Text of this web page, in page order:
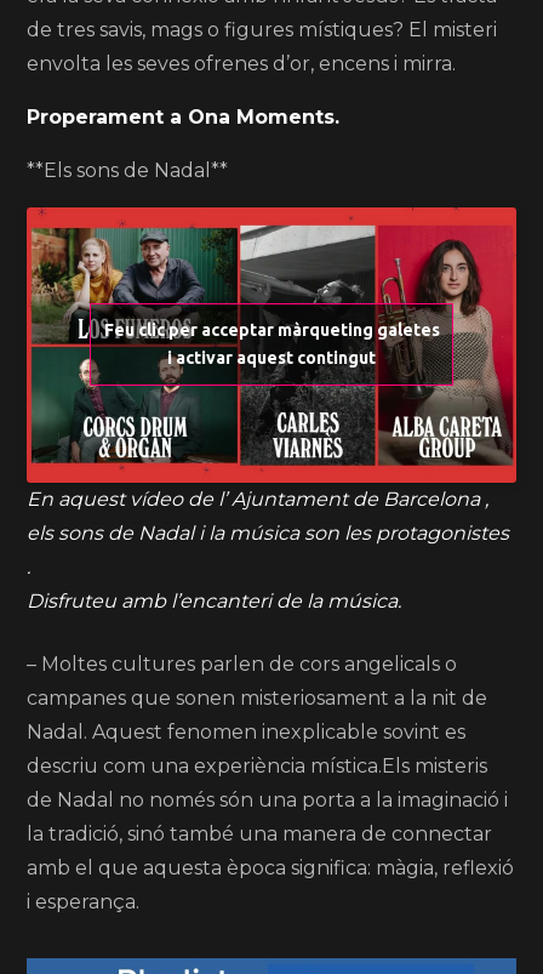
de tres savis, mags o figures místiques? El misteri
envolta les seves ofrenes d’or, encens i mirra.
Properament a Ona Moments.
**Els sons de Nadal**
Feu clic per acceptar màrqueting galetes
i activar aquest contingut
En aquest vídeo de l’ Ajuntament de Barcelona ,
els sons de Nadal i la música son les protagonistes
.
Disfruteu amb l’encanteri de la música.
– Moltes cultures parlen de cors angelicals o
campanes que sonen misteriosament a la nit de
Nadal. Aquest fenomen inexplicable sovint es
descriu com una experiència mística.Els misteris
de Nadal no només són una porta a la imaginació i
la tradició, sinó també una manera de connectar
amb el que aquesta època significa: màgia, reflexió
i esperança.